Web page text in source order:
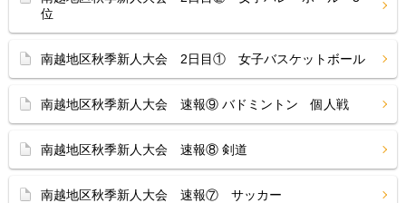
位
南越地区秋季新人大会 2日目① 女子バスケットボール
南越地区秋季新人大会 速報⑨ バドミントン 個人戦
南越地区秋季新人大会 速報⑧ 剣道
南越地区秋季新人大会 速報⑦ サッカー